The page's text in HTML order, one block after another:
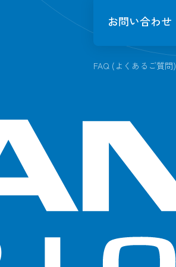
お問い合わせ
FAQ (よくあるご質問)